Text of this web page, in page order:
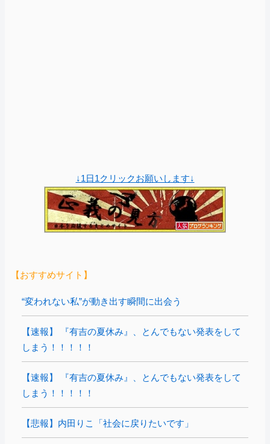
↓1日1クリックお願いします↓
【おすすめサイト】
“変われない私”が動き出す瞬間に出会う
【速報】 『有吉の夏休み』、とんでもない発表をして
しまう！！！！！
【速報】 『有吉の夏休み』、とんでもない発表をして
しまう！！！！！
【悲報】内田りこ「社会に戻りたいです」